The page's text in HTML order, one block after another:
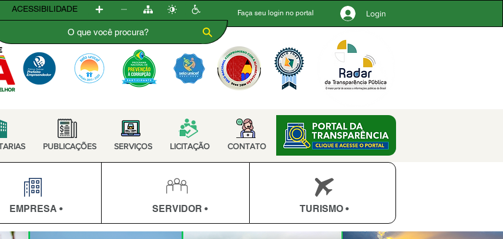
Faça seu login no portal Login
ACESSIBILIDADE
PUBLICAÇÕES SERVIÇOS LICITAÇÃO CONTATO
EMPRESA • SERVIDOR • TURISMO •